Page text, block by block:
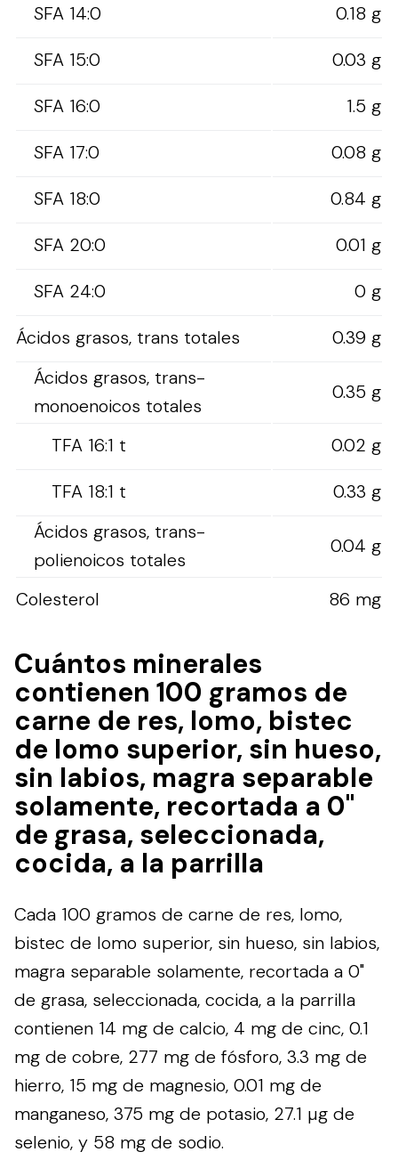
SFA 14:0
0.18 g
SFA 15:0
0.03 g
SFA 16:0
1.5 g
SFA 17:0
0.08 g
SFA 18:0
0.84 g
SFA 20:0
0.01 g
SFA 24:0
0 g
Ácidos grasos, trans totales
0.39 g
Ácidos grasos, trans-
monoenoicos totales
0.35 g
TFA 16:1 t
0.02 g
TFA 18:1 t
0.33 g
Ácidos grasos, trans-
polienoicos totales
0.04 g
Colesterol 86 mg
Cuántos minerales
contienen 100 gramos de
carne de res, lomo, bistec
de lomo superior, sin hueso,
sin labios, magra separable
solamente, recortada a 0"
de grasa, seleccionada,
cocida, a la parrilla
Cada 100 gramos de carne de res, lomo,
bistec de lomo superior, sin hueso, sin labios,
magra separable solamente, recortada a 0"
de grasa, seleccionada, cocida, a la parrilla
contienen 14 mg de calcio, 4 mg de cinc, 0.1
mg de cobre, 277 mg de fósforo, 3.3 mg de
hierro, 15 mg de magnesio, 0.01 mg de
manganeso, 375 mg de potasio, 27.1 µg de
selenio, y 58 mg de sodio.